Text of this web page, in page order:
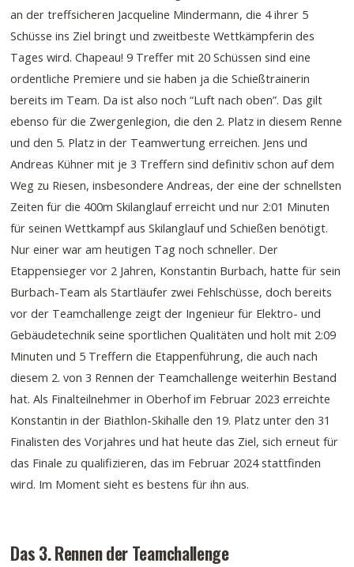
an der treffsicheren Jacqueline Mindermann, die 4 ihrer 5
Schüsse ins Ziel bringt und zweitbeste Wettkämpferin des
Tages wird. Chapeau! 9 Treffer mit 20 Schüssen sind eine
ordentliche Premiere und sie haben ja die Schießtrainerin
bereits im Team. Da ist also noch “Luft nach oben”. Das gilt
ebenso für die Zwergenlegion, die den 2. Platz in diesem Renne
und den 5. Platz in der Teamwertung erreichen. Jens und
Andreas Kühner mit je 3 Treffern sind definitiv schon auf dem
Weg zu Riesen, insbesondere Andreas, der eine der schnellsten
Zeiten für die 400m Skilanglauf erreicht und nur 2:01 Minuten
für seinen Wettkampf aus Skilanglauf und Schießen benötigt.
Nur einer war am heutigen Tag noch schneller. Der
Etappensieger vor 2 Jahren, Konstantin Burbach, hatte für sein
Burbach-Team als Startläufer zwei Fehlschüsse, doch bereits
vor der Teamchallenge zeigt der Ingenieur für Elektro- und
Gebäudetechnik seine sportlichen Qualitäten und holt mit 2:09
Minuten und 5 Treffern die Etappenführung, die auch nach
diesem 2. von 3 Rennen der Teamchallenge weiterhin Bestand
hat. Als Finalteilnehmer in Oberhof im Februar 2023 erreichte
Konstantin in der Biathlon-Skihalle den 19. Platz unter den 31
Finalisten des Vorjahres und hat heute das Ziel, sich erneut für
das Finale zu qualifizieren, das im Februar 2024 stattfinden
wird. Im Moment sieht es bestens für ihn aus.
Das 3. Rennen der Teamchallenge